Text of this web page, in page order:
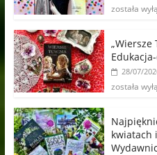
została
„Wiersze
28/07/
została
kwiatach